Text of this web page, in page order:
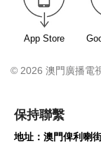
App Store
© 2026 澳門廣播電
保持聯繫
地址：澳門俾利喇